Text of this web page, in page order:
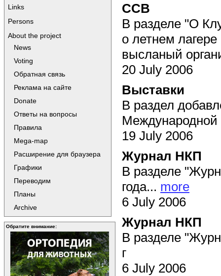
Links
Persons
About the project
News
Voting
Обратная связь
Реклама на сайте
Donate
Ответы на вопросы
Правила
Mega-map
Расширение для браузера
Графики
Переводим
Планы
Archive
Обратите внимание:
ССВ
В разделе "О
о летнем
высланый
20 July 2006
Выставки
В раздел
19 July 2006
Журнал НКП
В разделе
года... more
6 July 2006
Журнал НКП
В разделе
г
6 July 2006